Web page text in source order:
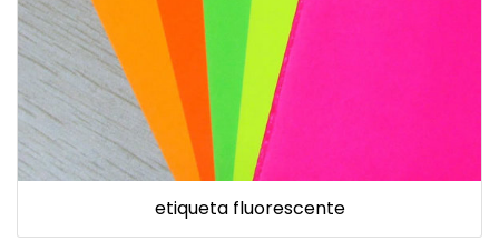
etiqueta fluorescente